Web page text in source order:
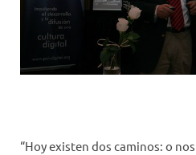
“Hoy existen dos caminos: o